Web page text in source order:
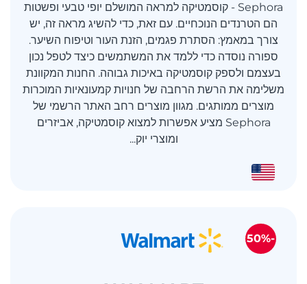
Sephora - קוסמטיקה למראה המושלם יופי טבעי ופשטות
הם הטרנדים הנוכחיים. עם זאת, כדי להשיג מראה זה, יש
צורך במאמץ: הסתרת פגמים, הזנת העור וטיפוח השיער.
ספורה נוסדה כדי ללמד את המשתמשים כיצד לטפל נכון
בעצמם ולספק קוסמטיקה באיכות גבוהה. החנות המקוונת
משלימה את הרשת הרחבה של חנויות קמעונאיות המוכרות
מוצרים ממותגים. מגוון מוצרים רחב האתר הרשמי של
Sephora מציע אפשרות למצוא קוסמטיקה, אביזרים
ומוצרי יוק...
-50%